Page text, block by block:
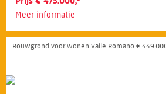
Meer informatie
Bouwgrond voor wonen Valle Romano €